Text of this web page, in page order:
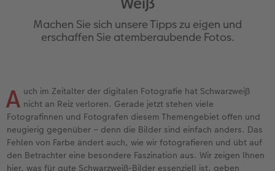
Jahrbuch gestalten
CEWE FOTOBUCH Kids
Schuber
Designvorlagen
Foto-Kochbuch
Nature Prints
Bilderboxen
Fotosticker
Fotosets
Sofortfotos
Photo Streetmap Poster
Acrylglas
Foto auf Holz
Hartschaum
Gallery Print
Dankeskarten Kommunion
Dankeskarten
Weitere Anlässe
Papierqualitäten
Klappkarten
Schule & Büro
Art Prints
Handyhüllen
Faber-Castell
Papierqualitäten
Wandkalender mit Design
Kalender-Kundenbeispiele
Neuheiten
Extras
Max Case
Smartflip
Cardholder
CEWE myPhotos
Neuheiten
nachhaltiger Schenken
Danke sagen
Geburtstagsgeschenke
Inspiration
Kundenbeispiele
Machen Sie sich unsere Tipps zu eigen und
erschaffen Sie atemberaubende Fotos.
A uch im Zeitalter der digitalen Fotografie hat Schwarzweiß
nicht an Reiz verloren. Gerade jetzt stehen viele
Fotografinnen und Fotografen diesem Themengebiet offen und
neugierig gegenüber – denn die Bilder sind einfach anders. Das
Fehlen von Farbe ändert auch, wie wir fotografieren und übt auf
den Betrachter eine besondere Faszination aus. Wir zeigen Ihnen
hier, was für gute Schwarzweiß-Bilder essenziell ist, geben